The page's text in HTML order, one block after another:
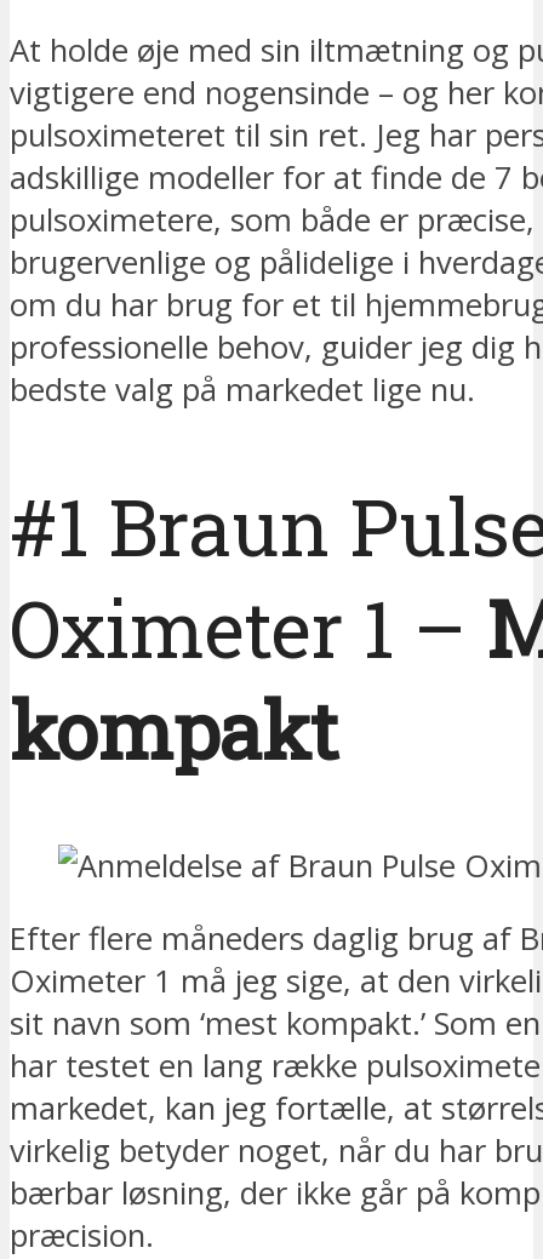
At holde øje med sin iltmætning og
vigtigere end nogensinde – og her
pulsoximeteret til sin ret. Jeg har
adskillige modeller for at finde de 7
pulsoximetere, som både er præcise,
brugervenlige og pålidelige i
om du har brug for et til
professionelle behov, guider jeg dig
bedste valg på markedet lige nu.
#1 Braun
Oximeter 1 –
kompakt
Efter flere måneders daglig brug af
Oximeter 1 må jeg sige, at den
sit navn som ‘mest kompakt.’ Som
har testet en lang række
markedet, kan jeg fortælle, at
virkelig betyder noget, når du har
bærbar løsning, der ikke går på
præcision.